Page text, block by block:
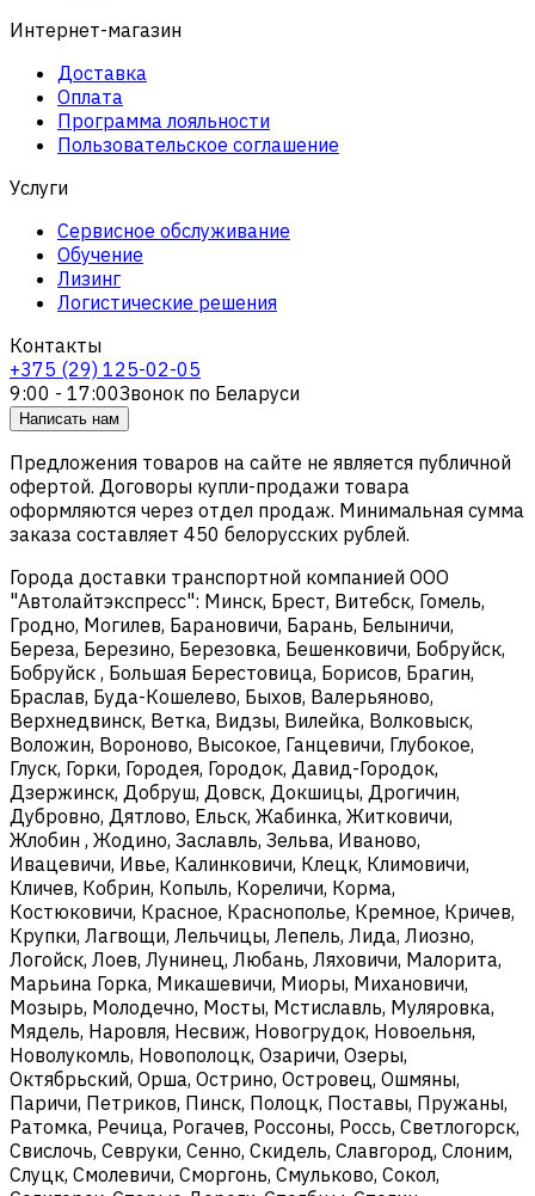
Интернет-магазин
Доставка
Оплата
Программа лояльности
Пользовательское соглашение
Услуги
Сервисное обслуживание
Обучение
Лизинг
Логистические решения
Контакты
+375 (29) 125-02-05
9:00 - 17:00Звонок по Беларуси
Написать нам
Предложения товаров на сайте не является публичной
офертой. Договоры купли-продажи товара
оформляются через отдел продаж. Минимальная сумма
заказа составляет 450 белорусских рублей.
Города доставки транспортной компанией ООО
"Автолайтэкспресс": Минск, Брест, Витебск, Гомель,
Гродно, Могилев, Барановичи, Барань, Белыничи,
Береза, Березино, Березовка, Бешенковичи, Бобруйск,
Бобруйск , Большая Берестовица, Борисов, Брагин,
Браслав, Буда-Кошелево, Быхов, Валерьяново,
Верхнедвинск, Ветка, Видзы, Вилейка, Волковыск,
Воложин, Вороново, Высокое, Ганцевичи, Глубокое,
Глуск, Горки, Городея, Городок, Давид-Городок,
Дзержинск, Добруш, Довск, Докшицы, Дрогичин,
Дубровно, Дятлово, Ельск, Жабинка, Житковичи,
Жлобин , Жодино, Заславль, Зельва, Иваново,
Ивацевичи, Ивье, Калинковичи, Клецк, Климовичи,
Кличев, Кобрин, Копыль, Кореличи, Корма,
Костюковичи, Красное, Краснополье, Кремное, Кричев,
Крупки, Лагвощи, Лельчицы, Лепель, Лида, Лиозно,
Логойск, Лоев, Лунинец, Любань, Ляховичи, Малорита,
Марьина Горка, Микашевичи, Миоры, Михановичи,
Мозырь, Молодечно, Мосты, Мстиславль, Муляровка,
Мядель, Наровля, Несвиж, Новогрудок, Новоельня,
Новолукомль, Новополоцк, Озаричи, Озеры,
Октябрьский, Орша, Острино, Островец, Ошмяны,
Паричи, Петриков, Пинск, Полоцк, Поставы, Пружаны,
Ратомка, Речица, Рогачев, Россоны, Россь, Светлогорск,
Свислочь, Севруки, Сенно, Скидель, Славгород, Слоним,
Слуцк, Смолевичи, Сморгонь, Смульково, Сокол,